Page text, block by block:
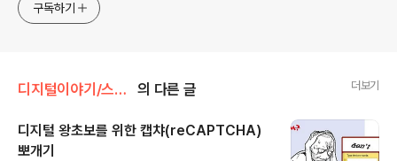
구독하기
디지털이야기/스맡초보길잡이 의 다른 글 더보기
디지털 왕초보를 위한 캡챠(reCAPTCHA)
뽀개기